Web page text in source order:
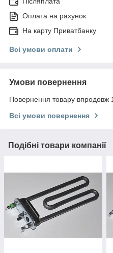
Оплата на рахунок
На карту Приватбанку
Всі умови оплати
Умови повернення
Повернення товару впродовж
Всі умови повернення
Подібні товари компанії